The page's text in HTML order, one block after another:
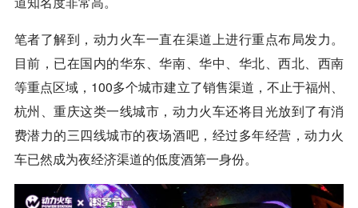
笔者了解到，动力火车一直在渠道上进行重点布局发力。
目前，已在国内的华东、华南、华中、华北、西北、西南
等重点区域，100多个城市建立了销售渠道，不止于福州、
杭州、重庆这类一线城市，动力火车还将目光放到了有消
费潜力的三四线城市的夜场酒吧，经过多年经营，动力火
车已然成为夜经济渠道的低度酒第一身份。